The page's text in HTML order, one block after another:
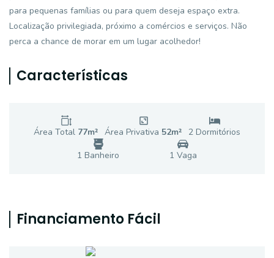
para pequenas famílias ou para quem deseja espaço extra.
Localização privilegiada, próximo a comércios e serviços. Não
perca a chance de morar em um lugar acolhedor!
Características
Área Total 77m² Área Privativa 52m² 2 Dormitórios
1 Banheiro 1 Vaga
Financiamento Fácil